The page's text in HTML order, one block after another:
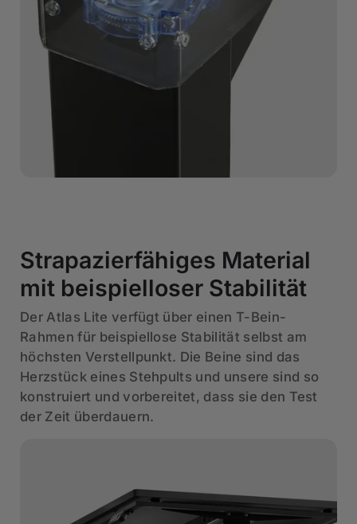
Strapazierfähiges Material
mit beispielloser Stabilität
Der Atlas Lite verfügt über einen T-Bein-
Rahmen für beispiellose Stabilität selbst am
höchsten Verstellpunkt. Die Beine sind das
Herzstück eines Stehpults und unsere sind so
konstruiert und vorbereitet, dass sie den Test
der Zeit überdauern.